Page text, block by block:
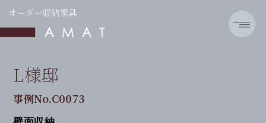
オーダー収納家具
L様邸
事例No.C0073